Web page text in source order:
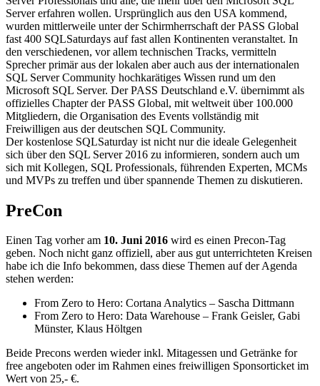
Server erfahren wollen. Ursprünglich aus den USA kommend,
wurden mittlerweile unter der Schirmherrschaft der PASS Global
fast 400 SQLSaturdays auf fast allen Kontinenten veranstaltet. In
den verschiedenen, vor allem technischen Tracks, vermitteln
Sprecher primär aus der lokalen aber auch aus der internationalen
SQL Server Community hochkarätiges Wissen rund um den
Microsoft SQL Server. Der PASS Deutschland e.V. übernimmt als
offizielles Chapter der PASS Global, mit weltweit über 100.000
Mitgliedern, die Organisation des Events vollständig mit
Freiwilligen aus der deutschen SQL Community.
Der kostenlose SQLSaturday ist nicht nur die ideale Gelegenheit
sich über den SQL Server 2016 zu informieren, sondern auch um
sich mit Kollegen, SQL Professionals, führenden Experten, MCMs
und MVPs zu treffen und über spannende Themen zu diskutieren.
PreCon
Einen Tag vorher am 10. Juni 2016 wird es einen Precon-Tag
geben. Noch nicht ganz offiziell, aber aus gut unterrichteten Kreisen
habe ich die Info bekommen, dass diese Themen auf der Agenda
stehen werden:
From Zero to Hero: Cortana Analytics – Sascha Dittmann
From Zero to Hero: Data Warehouse – Frank Geisler, Gabi
Münster, Klaus Höltgen
Beide Precons werden wieder inkl. Mitagessen und Getränke for
free angeboten oder im Rahmen eines freiwilligen Sponsorticket im
Wert von 25,- €.